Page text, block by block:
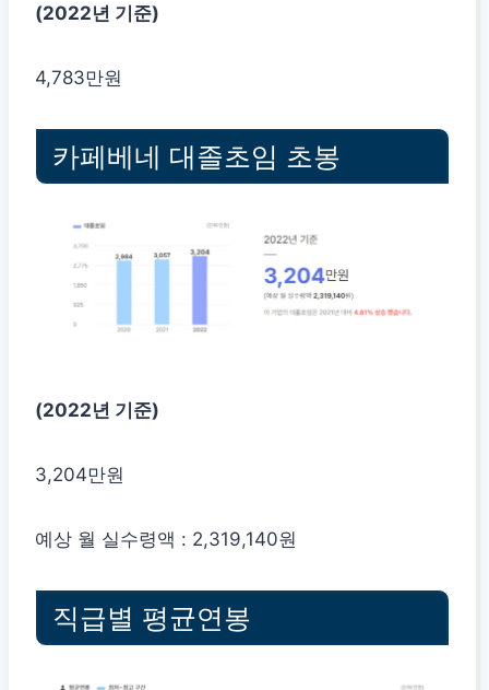
(2022년 기준)
4,783만원
카페베네 대졸초임 초봉
(2022년 기준)
3,204만원
예상 월 실수령액 : 2,319,140원
직급별 평균연봉